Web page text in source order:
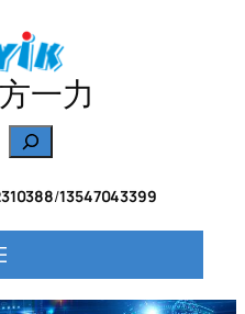
一力
搜
索
/13547043399